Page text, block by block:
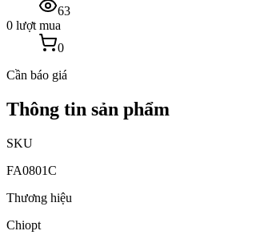
63
0 lượt mua
0
Cần báo giá
Thông tin sản phẩm
SKU
FA0801C
Thương hiệu
Chiopt